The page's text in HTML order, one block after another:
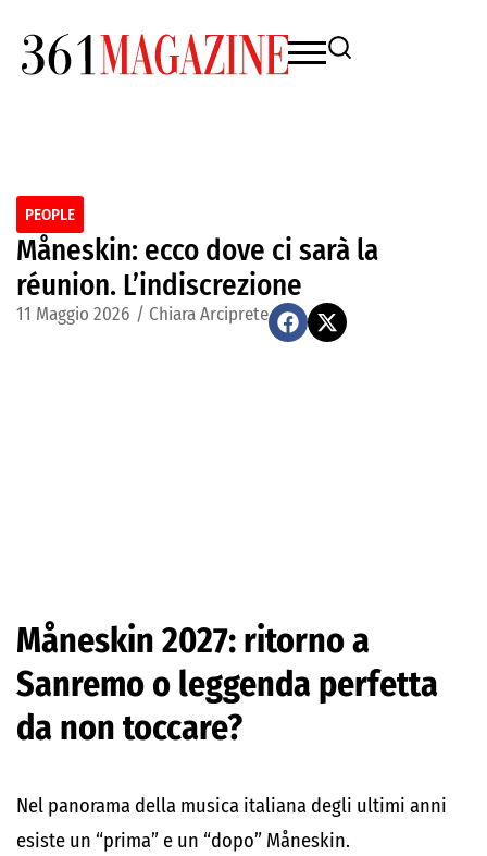
PEOPLE
Måneskin: ecco dove ci sarà la
réunion. L’indiscrezione
11 Maggio 2026 / Chiara Arciprete
Måneskin 2027: ritorno a
Sanremo o leggenda perfetta
da non toccare?
Nel panorama della musica italiana degli ultimi anni
esiste un “prima” e un “dopo” Måneskin.